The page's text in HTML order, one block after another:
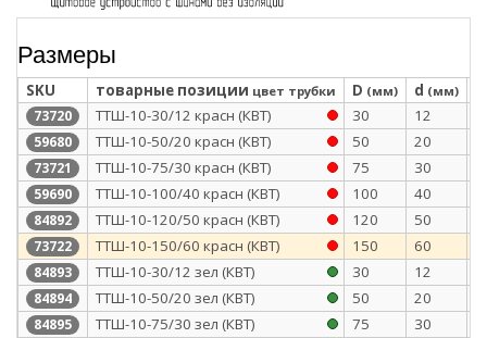
Размеры
SKU товарные позиции цвет трубки D (мм) d (мм)
73720 ТТШ-10-30/12 красн (КВТ) 30 12
59680 ТТШ-10-50/20 красн (КВТ) 50 20
73721 ТТШ-10-75/30 красн (КВТ) 75 30
59690 ТТШ-10-100/40 красн (КВТ) 100 40
84892 ТТШ-10-120/50 красн (КВТ) 120 50
73722 ТТШ-10-150/60 красн (КВТ) 150 60
84893 ТТШ-10-30/12 зел (КВТ) 30 12
84894 ТТШ-10-50/20 зел (КВТ) 50 20
84895 ТТШ-10-75/30 зел (КВТ) 75 30